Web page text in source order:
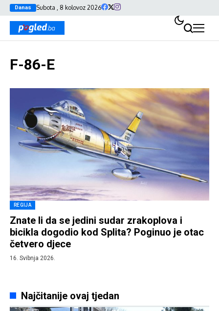
Danas Subota , 8 kolovoz 2026
F-86-E
REGIJA
Znate li da se jedini sudar zrakoplova i
bicikla dogodio kod Splita? Poginuo je otac
četvero djece
16. Svibnja 2026.
Najčitanije ovaj tjedan